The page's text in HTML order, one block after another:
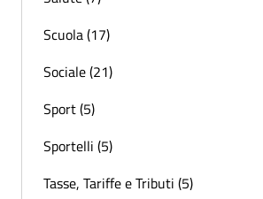
Scuola (17)
Sociale (21)
Sport (5)
Sportelli (5)
Tasse, Tariffe e Tributi (5)